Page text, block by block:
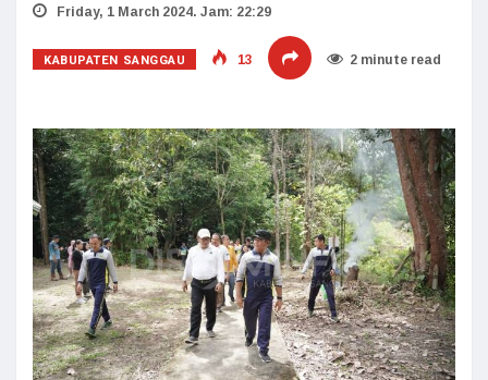
Friday, 1 March 2024. Jam: 22:29
KABUPATEN SANGGAU 13 2 minute read